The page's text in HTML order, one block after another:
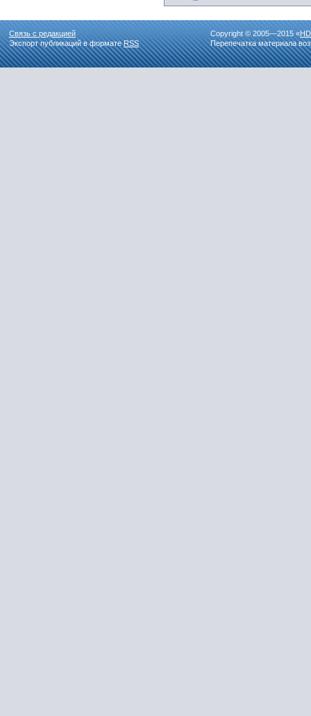
Связь с редакцией
Экспорт публикаций в форматеRSS
Copyright © 2005—2015 «
Перепечатка материала